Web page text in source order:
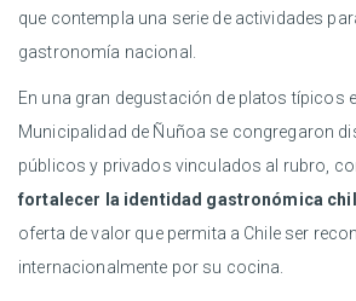
que contempla una serie de actividades
gastronomía nacional.
En una gran degustación de platos típicos
Municipalidad de Ñuñoa se congregaron
públicos y privados vinculados al rubro,
fortalecer la identidad gastronómica
oferta de valor que permita a Chile ser
internacionalmente por su cocina.